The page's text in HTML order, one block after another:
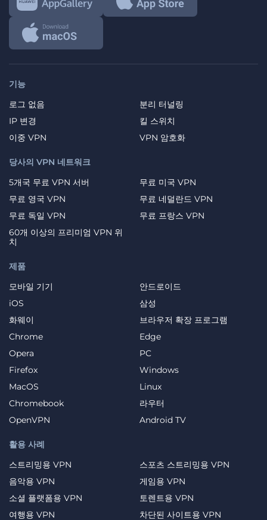
기능
로그 없음
분리 터널링
IP 변경
킬 스위치
이중 VPN
VPN 암호화
제품
모바일 기기
안드로이드
iOS
삼성
화웨이
브라우저 확장 프로그램
Chrome
Edge
Opera
PC
Firefox
Windows
MacOS
Linux
Chromebook
라우터
OpenVPN
Android TV
활용 사례
스트리밍용 VPN
스포츠 스트리밍용 VPN
음악용 VPN
게임용 VPN
소셜 플랫폼용 VPN
토렌트용 VPN
여행용 VPN
차단된 사이트용 VPN
당사의 VPN 네트워크
5개국 무료 VPN 서버
무료 미국 VPN
무료 영국 VPN
무료 네덜란드 VPN
무료 독일 VPN
무료 프랑스 VPN
60개 이상의 프리미엄 VPN 위
치